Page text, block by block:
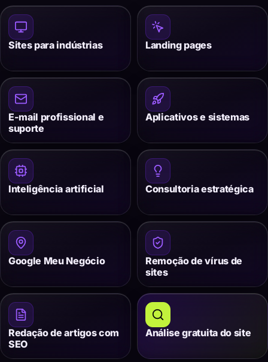
Sites para indústrias Landing pages
E-mail profissional e
suporte
Aplicativos e sistemas
Inteligência artificial Consultoria estratégica
Google Meu Negócio
Remoção de vírus de
sites
Redação de artigos com
SEO
Análise gratuita do site